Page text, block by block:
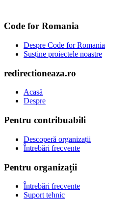
Code for Romania
Despre Code for Romania
Susține proiectele noastre
redirectioneaza.ro
Acasă
Despre
Pentru contribuabili
Descoperă organizații
Întrebări frecvente
Pentru organizații
Întrebări frecvente
Suport tehnic